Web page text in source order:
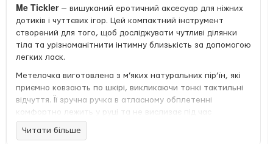
Me Tickler— вишуканий еротичний аксесуар для ніжних
дотиків і чуттєвих ігор. Цей компактний інструмент
створений для того, щоб досліджувати чутливі ділянки
тіла та урізноманітнити інтимну близькість за допомогою
легких ласк.
Метелочка виготовлена з м’яких натуральних пір’їн, які
приємно ковзають по шкірі, викликаючи тонкі тактильні
відчуття. Її зручна ручка в атласному обплетенні
комфортно лежить у руці та не вислизає під час
використання. Акуратний бант додає естетичності,
перетворюючи аксесуар на привабливу деталь в
Читати більше